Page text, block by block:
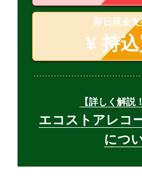
即日現金支
¥持込
【詳しく解説
エコストアレコ
につ